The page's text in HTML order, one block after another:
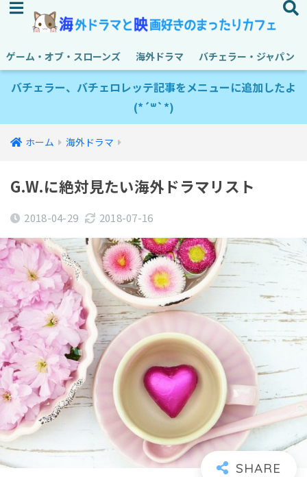
ゲーム・オブ・スローンズ 海外ドラマ バチェラー・ジャパン
バチェラー、バチェロレッテ記事をメニューに追加したよ
(*´꒳`*)
ホーム 海外ドラマ
G.W.に絶対見たい海外ドラマリスト
2018-04-29 2018-07-16